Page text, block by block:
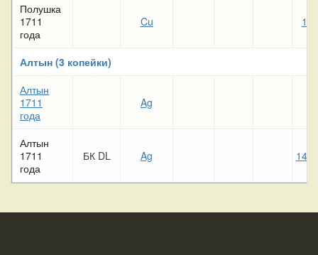
Полушка
1711
года
Cu 12
Алтын (3 копейки)
Алтын
1711
года
Ag
Алтын
1711
года
БК DL Ag 142